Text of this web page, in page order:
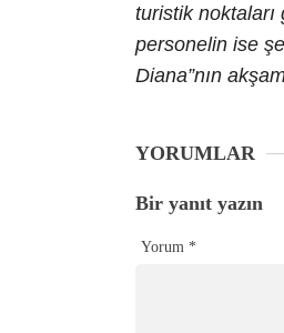
turistik
personelin ise
Diana”nın
YORUMLAR
Bir yanıt yazın
Yorum *